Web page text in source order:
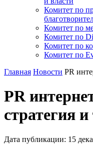
Комитет по
Комитет по
Комитет по
Комитет по
Комитет по
Главная Новости PR
PR
стратегия
Дата публикации: 15